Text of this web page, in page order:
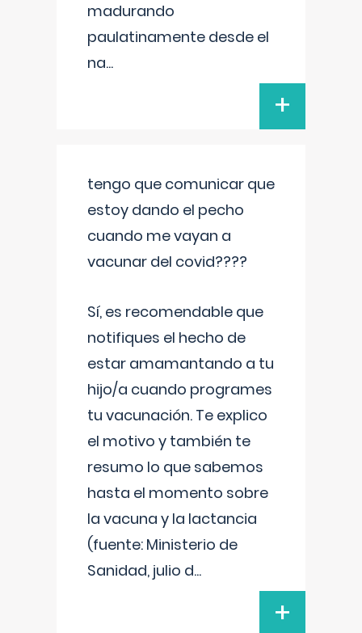
madurando
paulatinamente desde el
na...
+
tengo que comunicar que
estoy dando el pecho
cuando me vayan a
vacunar del covid????
Sí, es recomendable que
notifiques el hecho de
estar amamantando a tu
hijo/a cuando programes
tu vacunación. Te explico
el motivo y también te
resumo lo que sabemos
hasta el momento sobre
la vacuna y la lactancia
(fuente: Ministerio de
Sanidad, julio d...
+